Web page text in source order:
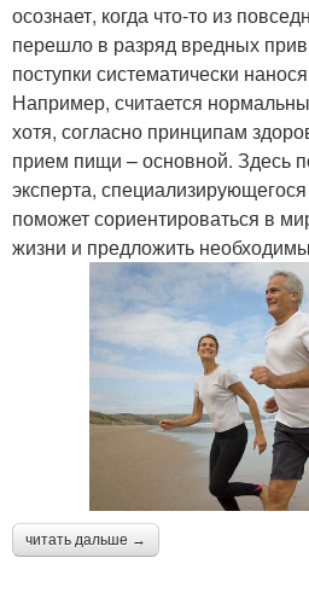
осознает, когда что-то из
перешло в разряд вредных
поступки систематически
Например, считается
хотя, согласно принципам
прием пищи – основной. Здесь
эксперта,
поможет сориентироваться в
жизни и предложить
читать дальше →